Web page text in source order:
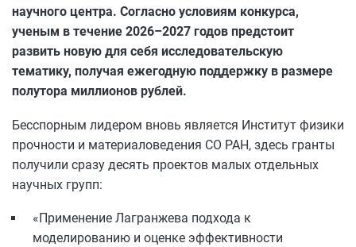
научного центра. Согласно условиям конкурса,
ученым в течение 2026–2027 годов предстоит
развить новую для себя исследовательскую
тематику, получая ежегодную поддержку в размере
полутора миллионов рублей.
Бесспорным лидером вновь является Институт физики
прочности и материаловедения СО РАН, здесь гранты
получили сразу десять проектов малых отдельных
научных групп:
«Применение Лагранжева подхода к
моделированию и оценке эффективности